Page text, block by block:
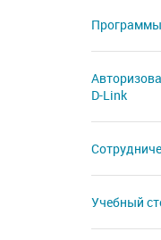
Программы
D-Link
Учебный